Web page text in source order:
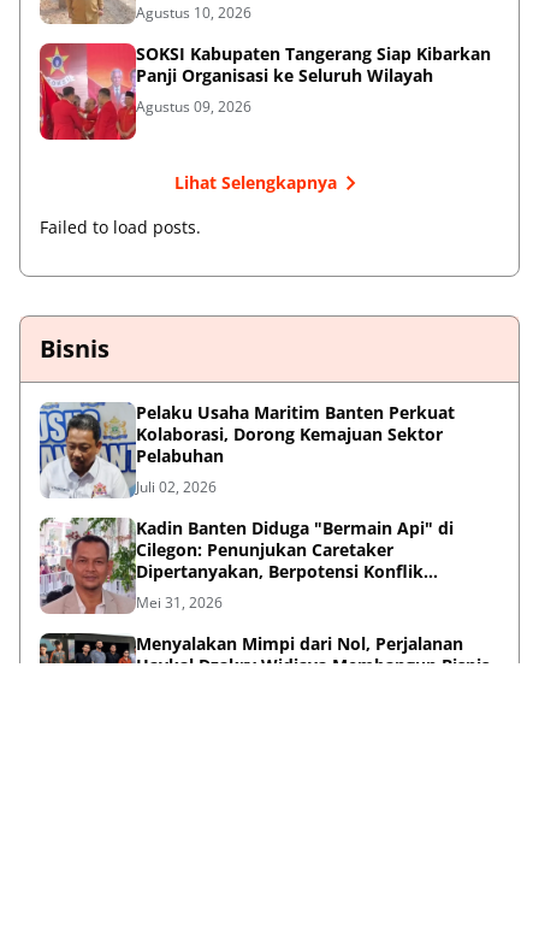
Agustus 10, 2026
SOKSI Kabupaten Tangerang Siap Kibarkan
Panji Organisasi ke Seluruh Wilayah
Agustus 09, 2026
Lihat Selengkapnya
Failed to load posts.
Bisnis
Pelaku Usaha Maritim Banten Perkuat
Kolaborasi, Dorong Kemajuan Sektor
Pelabuhan
Juli 02, 2026
Kadin Banten Diduga "Bermain Api" di
Cilegon: Penunjukan Caretaker
Dipertanyakan, Berpotensi Konflik
Kepentingan
Mei 31, 2026
Menyalakan Mimpi dari Nol, Perjalanan
Haykal Dzakry Widjaya Membangun Bisnis